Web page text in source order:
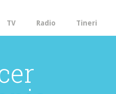
TV Radio Tineri